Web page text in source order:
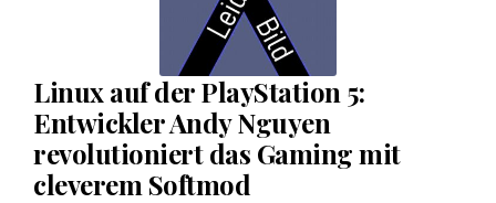
Linux auf der PlayStation 5:
Entwickler Andy Nguyen
revolutioniert das Gaming mit
cleverem Softmod